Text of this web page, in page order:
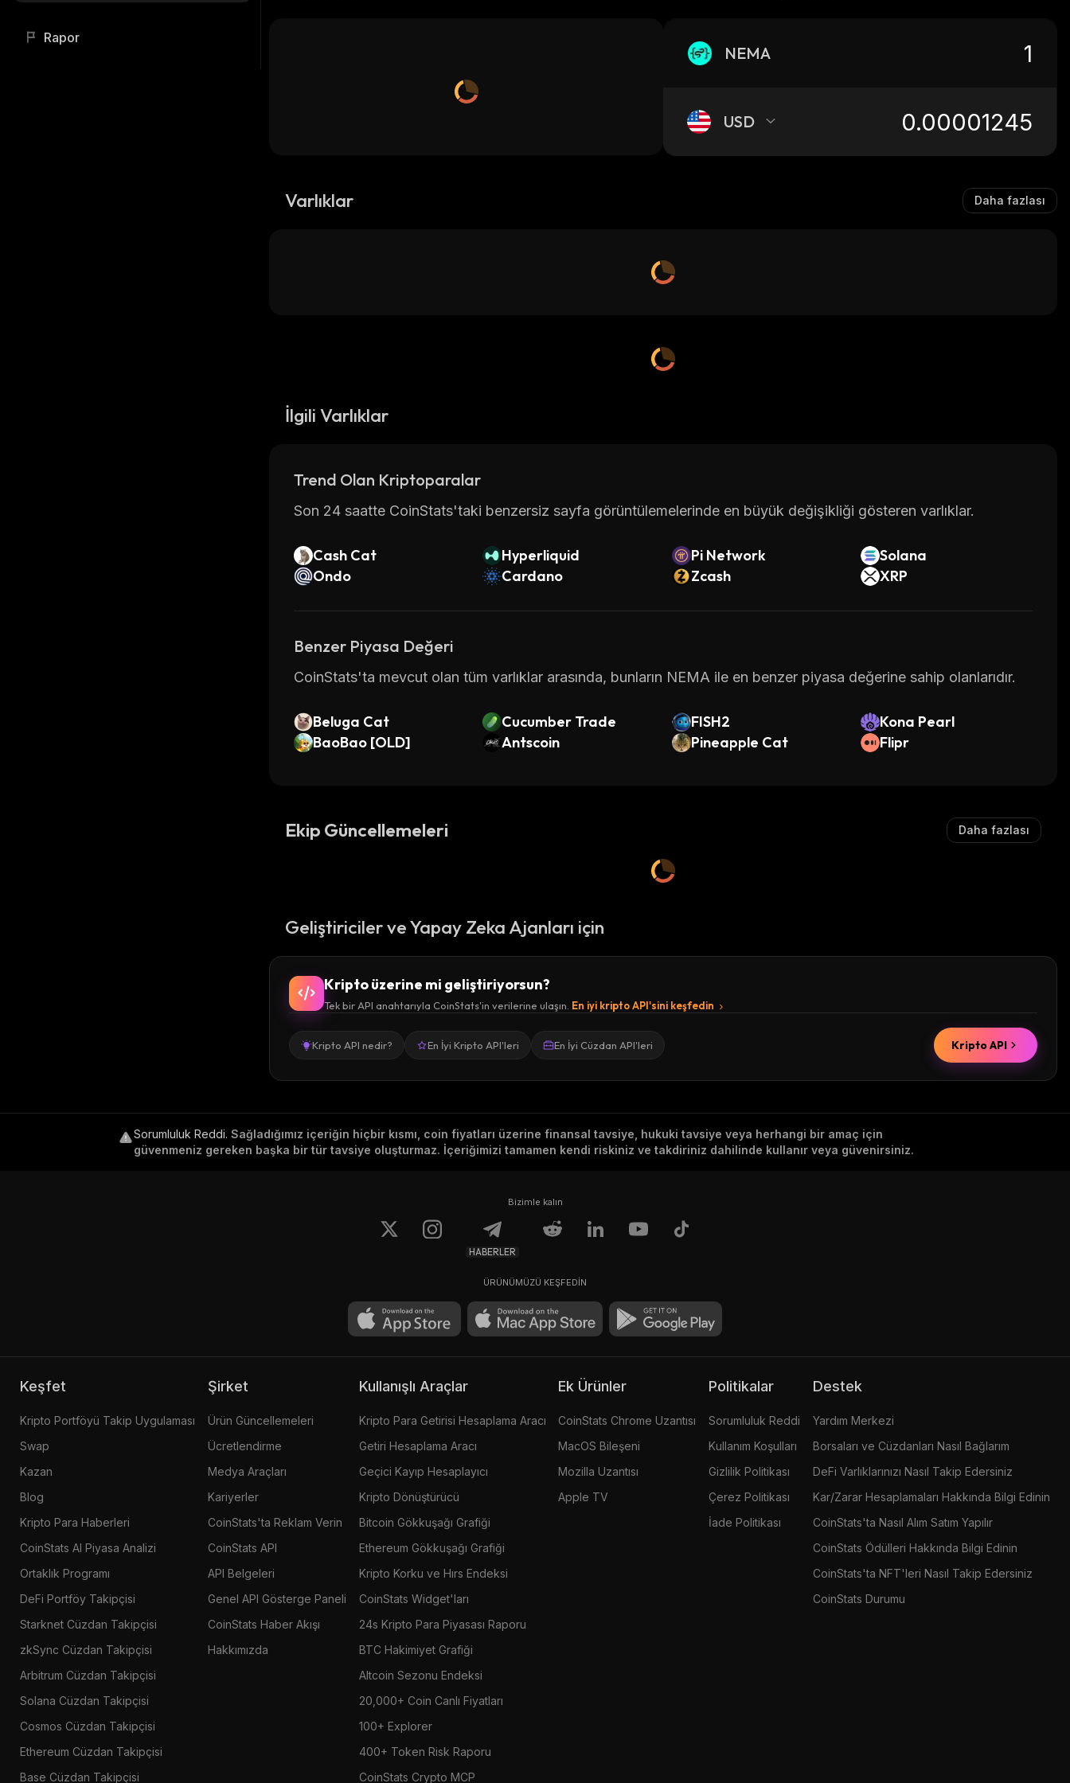
Rapor
NEMA
USD
Varlıklar Daha fazlası
İlgili Varlıklar
Trend Olan Kriptoparalar
Son 24 saatte CoinStats'taki benzersiz sayfa görüntülemelerinde en büyük değişikliği gösteren varlıklar.
Cash Cat Hyperliquid Pi Network
Solana
Ondo
Cardano Zcash XRP
Benzer Piyasa Değeri
CoinStats'ta mevcut olan tüm varlıklar arasında, bunların NEMA ile en benzer piyasa değerine sahip olanlarıdır.
Beluga Cat Cucumber Trade FISH2
Kona Pearl
BaoBao [OLD]
Antscoin Pineapple Cat Flipr
Ekip Güncellemeleri Daha fazlası
Geliştiriciler ve Yapay Zeka Ajanları için
Kripto üzerine mi geliştiriyorsun?
Tek bir API anahtarıyla CoinStats'in verilerine ulaşın. En iyi kripto API'sini keşfedin
Kripto API nedir? En İyi Kripto API'leri En İyi Cüzdan API'leri Kripto API
Sorumluluk Reddi. Sağladığımız içeriğin hiçbir kısmı, coin fiyatları üzerine finansal tavsiye, hukuki tavsiye veya herhangi bir amaç için
güvenmeniz gereken başka bir tür tavsiye oluşturmaz. İçeriğimizi tamamen kendi riskiniz ve takdiriniz dahilinde kullanır veya güvenirsiniz.
Bizimle kalın
HABERLER
ÜRÜNÜMÜZÜ KEŞFEDİN
Keşfet
Kripto Portföyü Takip Uygulaması
Swap
Kazan
Blog
Kripto Para Haberleri
CoinStats AI Piyasa Analizi
Ortaklık Programı
DeFi Portföy Takipçisi
Starknet Cüzdan Takipçisi
zkSync Cüzdan Takipçisi
Arbitrum Cüzdan Takipçisi
Solana Cüzdan Takipçisi
Cosmos Cüzdan Takipçisi
Ethereum Cüzdan Takipçisi
Base Cüzdan Takipçisi
Şirket
Ürün Güncellemeleri
Ücretlendirme
Medya Araçları
Kariyerler
CoinStats'ta Reklam Verin
CoinStats API
API Belgeleri
Genel API Gösterge Paneli
CoinStats Haber Akışı
Hakkımızda
Kullanışlı Araçlar
Kripto Para Getirisi Hesaplama Aracı
Getiri Hesaplama Aracı
Geçici Kayıp Hesaplayıcı
Kripto Dönüştürücü
Bitcoin Gökkuşağı Grafiği
Ethereum Gökkuşağı Grafiği
Kripto Korku ve Hırs Endeksi
CoinStats Widget'ları
24s Kripto Para Piyasası Raporu
BTC Hakimiyet Grafiği
Altcoin Sezonu Endeksi
20,000+ Coin Canlı Fiyatları
100+ Explorer
400+ Token Risk Raporu
CoinStats Crypto MCP
Ek Ürünler
CoinStats Chrome Uzantısı
MacOS Bileşeni
Mozilla Uzantısı
Apple TV
Politikalar
Sorumluluk Reddi
Kullanım Koşulları
Gizlilik Politikası
Çerez Politikası
İade Politikası
Destek
Yardım Merkezi
Borsaları ve Cüzdanları Nasıl Bağlarım
DeFi Varlıklarınızı Nasıl Takip Edersiniz
Kar/Zarar Hesaplamaları Hakkında Bilgi Edinin
CoinStats'ta Nasıl Alım Satım Yapılır
CoinStats Ödülleri Hakkında Bilgi Edinin
CoinStats'ta NFT'leri Nasıl Takip Edersiniz
CoinStats Durumu